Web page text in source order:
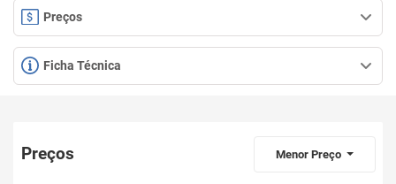
Preços
Ficha Técnica
Preços Menor Preço